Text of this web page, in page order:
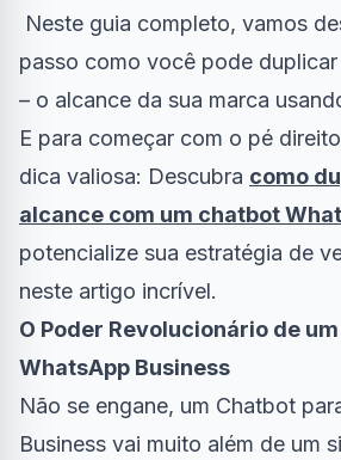
Neste guia completo, vamos
passo como você pode
– o alcance da sua marca
E para começar com o pé
dica valiosa: Descubra como
alcance com um chatbot
potencialize sua estratégia de
neste artigo incrível.
O Poder Revolucionário de
WhatsApp Business
Não se engane, um Chatbot
Business vai muito além de um